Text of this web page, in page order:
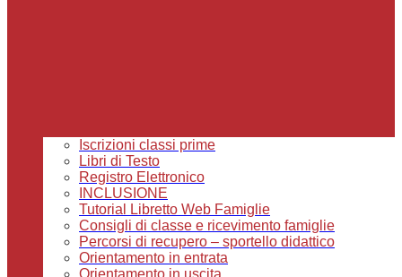
Iscrizioni classi prime
Libri di Testo
Registro Elettronico
INCLUSIONE
Tutorial Libretto Web Famiglie
Consigli di classe e ricevimento famiglie
Percorsi di recupero – sportello didattico
Orientamento in entrata